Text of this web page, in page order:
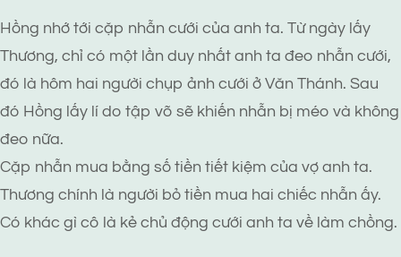
Hồng nhớ tới cặp nhẫn cưới của anh ta. Từ ngày lấy
Thương, chỉ có một lần duy nhất anh ta đeo nhẫn cưới,
đó là hôm hai người chụp ảnh cưới ở Văn Thánh. Sau
đó Hồng lấy lí do tập võ sẽ khiến nhẫn bị méo và không
đeo nữa.
Cặp nhẫn mua bằng số tiền tiết kiệm của vợ anh ta.
Thương chính là người bỏ tiền mua hai chiếc nhẫn ấy.
Có khác gì cô là kẻ chủ động cưới anh ta về làm chồng.